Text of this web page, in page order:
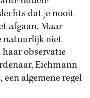
dat je nooit
afgaan. Maar
natuurlijk niet
haar observatie
Eichmann
algemene regel